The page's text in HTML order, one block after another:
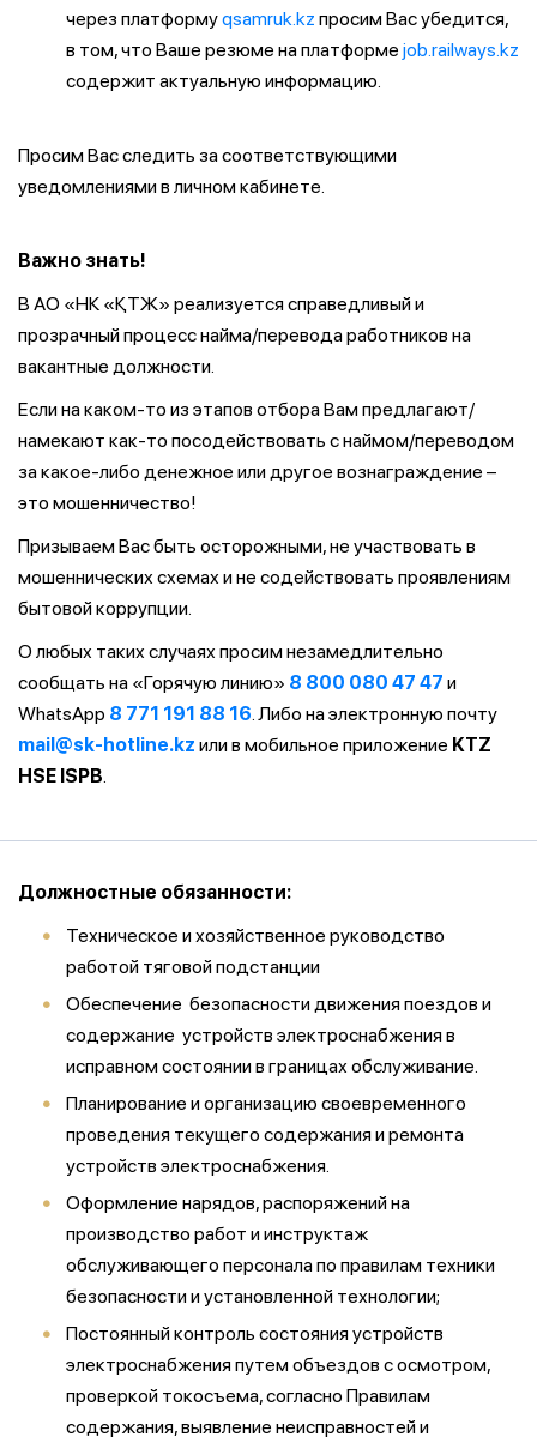
через платформуqsamruk.kz просим Вас убедится,
в том, что Ваше резюме на платформе job.railways.kz
содержит актуальную информацию.
Просим Вас следить за соответствующими
уведомлениями в личном кабинете.
Важно знать!
В АО «НК «ҚТЖ» реализуется справедливый и
прозрачный процесс найма/перевода работников на
вакантные должности.
Если на каком-то из этапов отбора Вам предлагают/
намекают как-то посодействовать с наймом/переводом
за какое-либо денежное или другое вознаграждение –
это мошенничество!
Призываем Вас быть осторожными, не участвовать в
мошеннических схемах и не содействовать проявлениям
бытовой коррупции.
О любых таких случаях просим незамедлительно
сообщать на «Горячую линию» 8 800 080 47 47 и
WhatsApp 8 771 191 88 16. Либо на электронную почту
mail@sk-hotline.kz или в мобильное приложение KTZ
HSE ISPB.
Должностные обязанности:
Техническое и хозяйственное руководство
работой тяговой подстанции
Обеспечение безопасности движения поездов и
содержание устройств электроснабжения в
исправном состоянии в границах обслуживание.
Планирование и организацию своевременного
проведения текущего содержания и ремонта
устройств электроснабжения.
Оформление нарядов, распоряжений на
производство работ и инструктаж
обслуживающего персонала по правилам техники
безопасности и установленной технологии;
Постоянный контроль состояния устройств
электроснабжения путем объездов с осмотром,
проверкой токосъема, согласно Правилам
содержания, выявление неисправностей и